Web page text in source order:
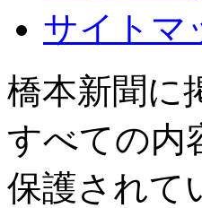
サイトマ
橋本新聞に
すべての内
保護されて